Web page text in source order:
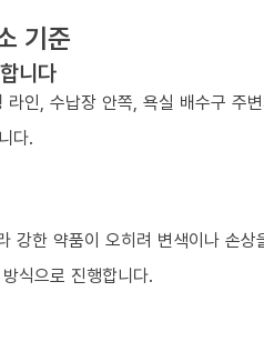
기준
니다
인, 수납장 안쪽, 욕실 배수구 주
다.
한 약품이 오히려 변색이나 손상
식으로 진행합니다.